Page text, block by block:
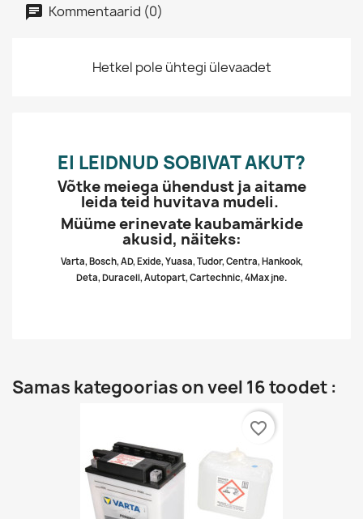
Kommentaarid (0)
Hetkel pole ühtegi ülevaadet
EI LEIDNUD SOBIVAT AKUT?
Võtke meiega ühendust ja aitame
leida teid huvitava mudeli.
Müüme erinevate kaubamärkide
akusid, näiteks:
Varta, Bosch, AD, Exide, Yuasa, Tudor, Centra, Hankook,
Deta, Duracell, Autopart, Cartechnic, 4Max jne.
Samas kategoorias on veel 16 toodet :
favorite_border